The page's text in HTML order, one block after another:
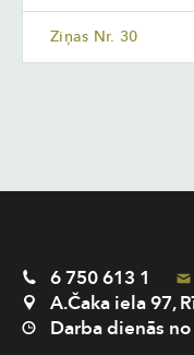
Ziņas Nr. 30
6 750 613 1
A.Čaka iela 97,
Darba dienās